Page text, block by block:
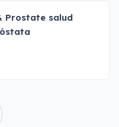
Prostate salud